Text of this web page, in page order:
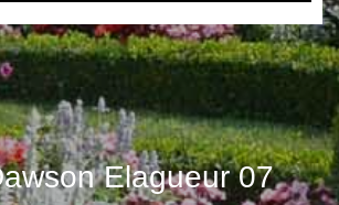
Elagueur 07